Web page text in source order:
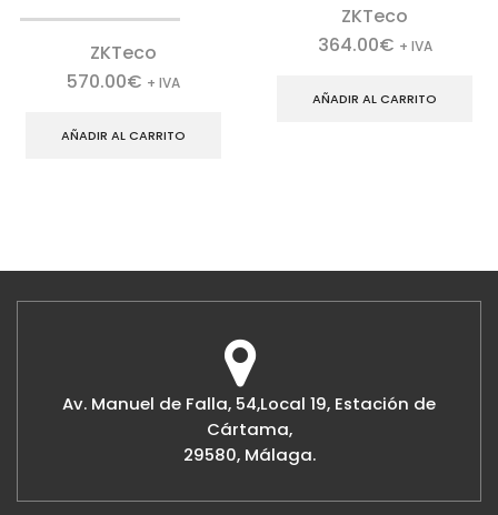
ZKTeco
570.00€ + IVA
AÑADIR AL CARRITO
ZKTeco
364.00€ + IVA
AÑADIR AL CARRITO
Av. Manuel de Falla, 54,Local 19, Estación de
Cártama,
29580, Málaga.